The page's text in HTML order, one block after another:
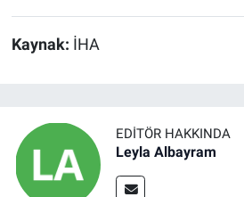
Kaynak: İHA
EDITÖR HAKKINDA
Leyla Albayram